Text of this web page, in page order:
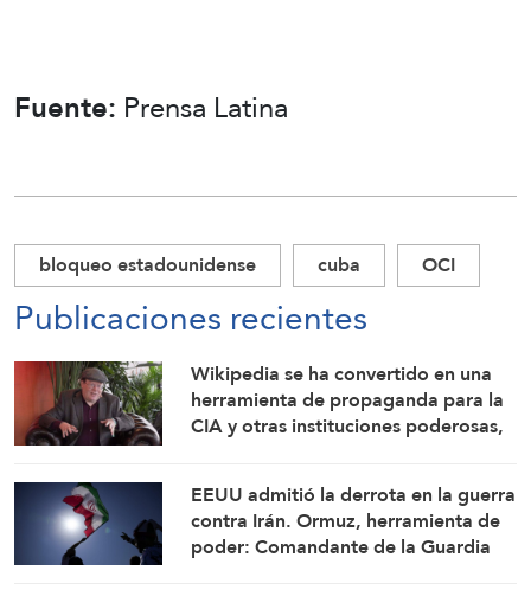
Fuente: Prensa Latina
bloqueo estadounidense cuba OCI
Publicaciones recientes
Wikipedia se ha convertido en una
herramienta de propaganda para la
CIA y otras instituciones poderosas,
EEUU admitió la derrota en la guerra
contra Irán. Ormuz, herramienta de
poder: Comandante de la Guardia